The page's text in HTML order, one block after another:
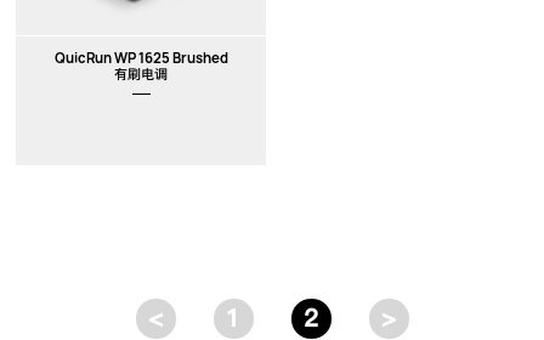
QuicRun WP 1625 Brushed
有刷电调
< 1 2 >